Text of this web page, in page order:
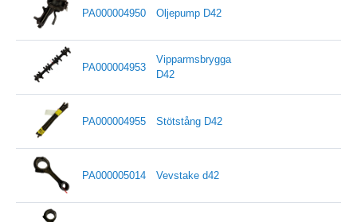
PA000004950 Oljepump D42
PA000004953
Vipparmsbrygga
D42
PA000004955 Stötstång D42
PA000005014 Vevstake d42